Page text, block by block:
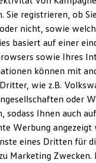
Kauf
Förderung
und Konnektivität
Software Versionen
Extras
zu Ihrem ID.
R und R
993990
07:00-
09:00
Ansprechpartner
Sie registrieren, ob
nicht, sowie
basiert auf einer
sowie Ihres
können mit
wie z.B.
oder
sodass Ihnen auch
Werbung
eines Dritten für
Marketing Zwecken.